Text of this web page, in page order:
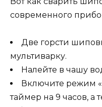
современного
Две горсти
мультиварку.
Налейте в чашу
Включите режим
таймер на 9 часов,